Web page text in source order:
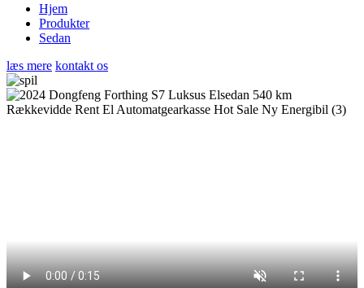
Hjem
Produkter
Sedan
læs mere kontakt os